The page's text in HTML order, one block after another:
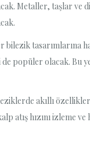
Metaller, taşlar ve
bilezik
popüler olacak. Bu
akıllı
atış hızını izleme